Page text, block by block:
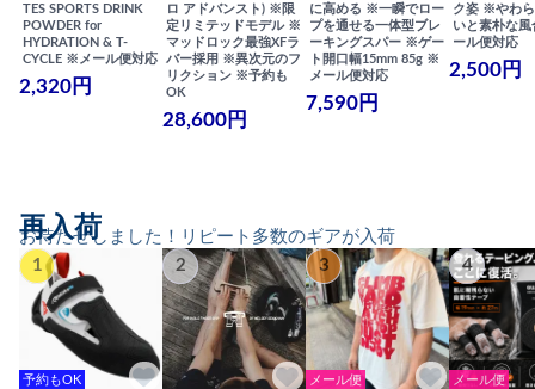
TES SPORTS DRINK
POWDER for
HYDRATION & T-
CYCLE ※メール便対応
2,320円
ロ アドバンスト) ※限
定リミテッドモデル ※
マッドロック最強XFラ
バー採用 ※異次元のフ
リクション ※予約も
OK
28,600円
に高める ※一瞬でロー
プを通せる一体型ブレ
ーキングスパー ※ゲー
ト開口幅15mm 85g ※
メール便対応
7,590円
ク姿 ※やわ
いと素朴な
ール便対応
2,500円
お待たせしました！リピート多数のギアが入荷
再入荷
1
予約もOK
2 3
メール便
4
メール便